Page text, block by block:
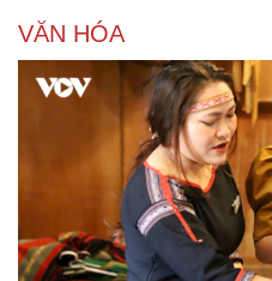
Vì cộng đồng
VĂN HÓA